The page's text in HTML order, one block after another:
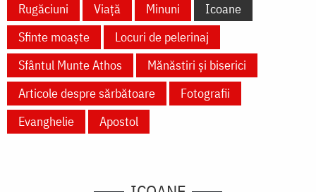
Rugăciuni Viață Minuni
Icoane
Sfinte moaște
Locuri de pelerinaj
Sfântul Munte Athos
Mănăstiri și biserici
Articole despre sărbătoare
Fotografii
Evanghelie
Apostol